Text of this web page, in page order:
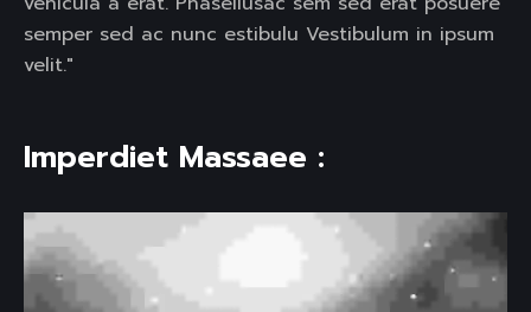
semper sed ac nunc estibulu Vestibulum in ipsum
velit."
Imperdiet Massaee :